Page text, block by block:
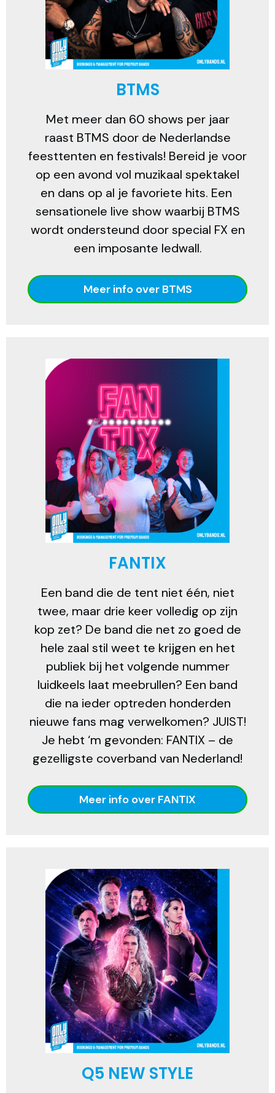
BTMS
Met meer dan 60 shows per jaar
raast BTMS door de Nederlandse
feesttenten en festivals! Bereid je voor
op een avond vol muzikaal spektakel
en dans op al je favoriete hits. Een
sensationele live show waarbij BTMS
wordt ondersteund door special FX en
een imposante ledwall.
Meer info over BTMS
FANTIX
Een band die de tent niet één, niet
twee, maar drie keer volledig op zijn
kop zet? De band die net zo goed de
hele zaal stil weet te krijgen en het
publiek bij het volgende nummer
luidkeels laat meebrullen? Een band
die na ieder optreden honderden
nieuwe fans mag verwelkomen? JUIST!
Je hebt ‘m gevonden: FANTIX – de
gezelligste coverband van Nederland!
Meer info over FANTIX
Q5 NEW STYLE